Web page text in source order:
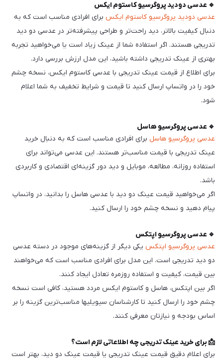
🔹 عدسی دودید پروگرسیو کاستوم ایکس
عدسی دودید پروگرسیو کاستوم ایکس برای افرادی مناسب است که به
دنبال کیفیت بالاتر، دید راحت‌تر و طراحی پیشرفته‌تر در عدسی دو دید
تدریجی هستند. اگر استفاده شما از عینک زیاد است یا می‌خواهید تجربه
بهتری از عینک تدریجی داشته باشید، این مدل ارزش بررسی دارد.
برای اطلاع از قیمت عینک تدریجی با عدسی کاستوم ایکس، نسخه چشم
خود را در واتساپ ارسال کنید تا قیمت و شرایط تخفیف به شما اعلام
شود.
🔹 عدسی پروگرسیو هاسل
عدسی پروگرسیو هاسل برای افرادی مناسب است که به دنبال خرید
عینک تدریجی با قیمت مناسب‌تر هستند. این عدسی می‌تواند برای
استفاده روزانه، مطالعه، موبایل و دید دور گزینه‌ای اقتصادی و کاربردی
باشد.
اگر می‌خواهید قیمت عینک دو دید با عدسی هاسل را بدانید، در واتساپ
پیام دهید و نسخه چشم خود را ارسال کنید.
🔹 عدسی پروگرسیو اپتکس
عدسی پروگرسیو اپتکس یکی دیگر از گزینه‌های موجود در دسته عدسی
دو دید تدریجی است. این مدل برای افرادی مناسب است که می‌خواهند
بین قیمت، کیفیت و استفاده روزمره تعادل ایجاد کنند.
اگر بین اپتکس، هاسل و کاستوم ایکس مردد هستید، کافی است نسخه
چشم خود را ارسال کنید تا کارشناسان سیویلیها مناسب‌ترین گزینه را بر
اساس بودجه و نیازتان معرفی کنند.
📩 برای خرید عینک تدریجی چه اطلاعاتی لازم است؟
برای اعلام دقیق قیمت عینک تدریجی یا قیمت عینک دو دید، بهتر است